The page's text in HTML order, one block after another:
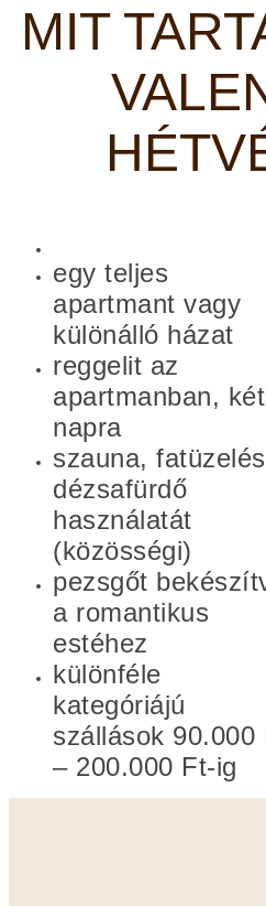
MIT
egy teljes
apartmant vagy
különálló házat
reggelit az
apartmanban, két
napra
szauna,
dézsafürdő
használatát
(közösségi)
pezsgőt
a romantikus
estéhez
különféle
kategóriájú
szállások 90.000
– 200.000 Ft-ig